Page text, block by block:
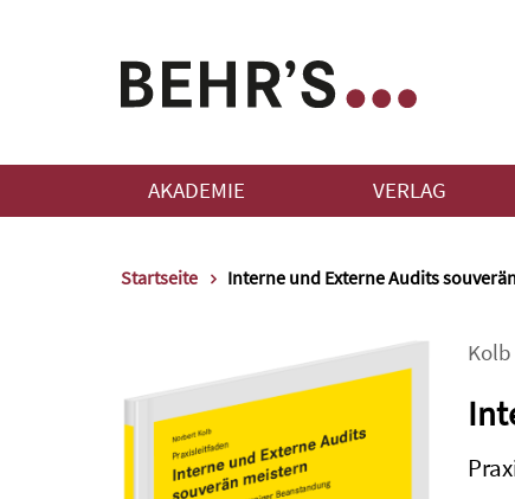
AKADEMIE VERLAG
Startseite Interne und Externe Audits
Kolb